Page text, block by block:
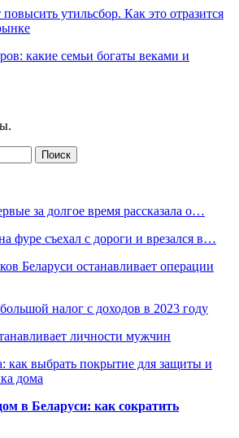
утильсбор. Как это отразится
какие семьи богаты веками и
за долгое время рассказала о…
фуре съехал с дороги и врезался в…
Беларуси останавливает операции
налог с доходов в 2023 году
личности мужчин
как выбрать покрытие для защиты и
дома
в Беларуси: как сократить